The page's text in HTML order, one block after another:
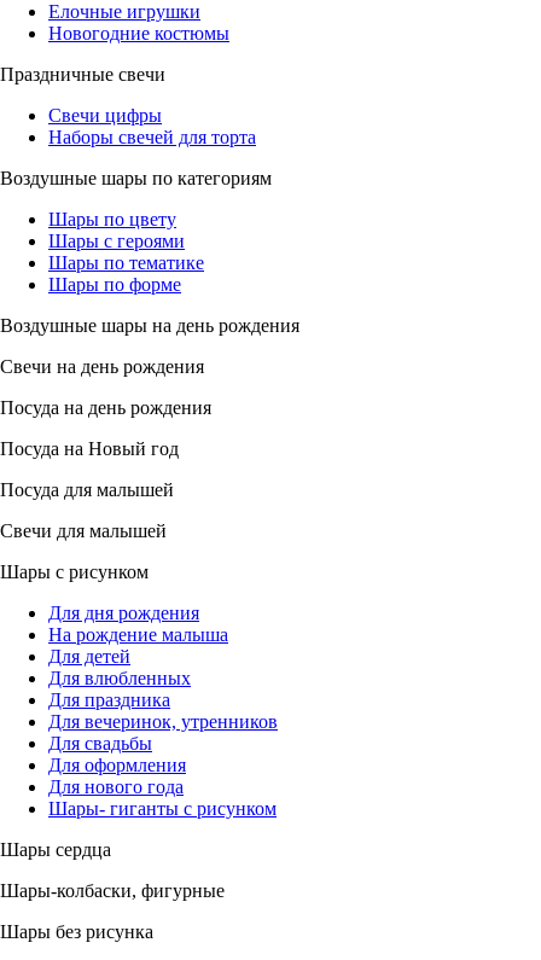
Елочные игрушки
Новогодние костюмы
Праздничные свечи
Свечи цифры
Наборы свечей для торта
Воздушные шары по категориям
Шары по цвету
Шары с героями
Шары по тематике
Шары по форме
Воздушные шары на день рождения
Свечи на день рождения
Посуда на день рождения
Посуда на Новый год
Посуда для малышей
Свечи для малышей
Шары с рисунком
Для дня рождения
На рождение малыша
Для детей
Для влюбленных
Для праздника
Для вечеринок, утренников
Для свадьбы
Для оформления
Для нового года
Шары- гиганты с рисунком
Шары сердца
Шары-колбаски, фигурные
Шары без рисунка